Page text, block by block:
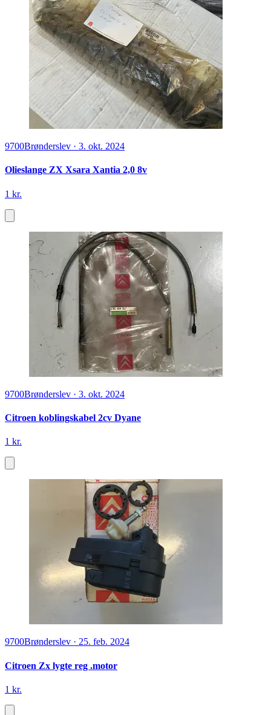
9700Brønderslev · 3. okt. 2024
Olieslange ZX Xsara Xantia 2,0 8v
1 kr.
9700Brønderslev · 3. okt. 2024
Citroen koblingskabel 2cv Dyane
1 kr.
9700Brønderslev · 25. feb. 2024
Citroen Zx lygte reg .motor
1 kr.